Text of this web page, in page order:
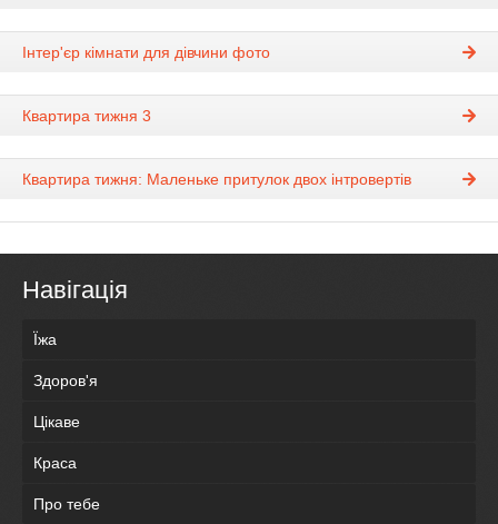
Інтер'єр кімнати для дівчини фото
Квартира тижня 3
Квартира тижня: Маленьке притулок двох інтровертів
Навігація
Їжа
Здоров'я
Цікаве
Краса
Про тебе